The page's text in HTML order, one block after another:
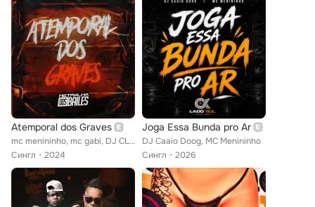
Atemporal dos Graves
mc menininho, mc gabi, DJ CLEBER feat. dj caaio doog
Сингл
2024
Joga Essa Bunda pro Ar
DJ Caaio Doog, MC Menininho
Сингл
2026